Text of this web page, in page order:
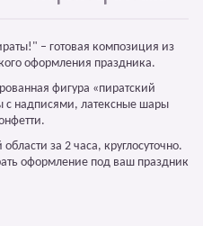
– готовая композиция из
оформления праздника.
фигура «пиратский
с надписями, латексные шары
за 2 часа, круглосуточно.
оформление под ваш праздник